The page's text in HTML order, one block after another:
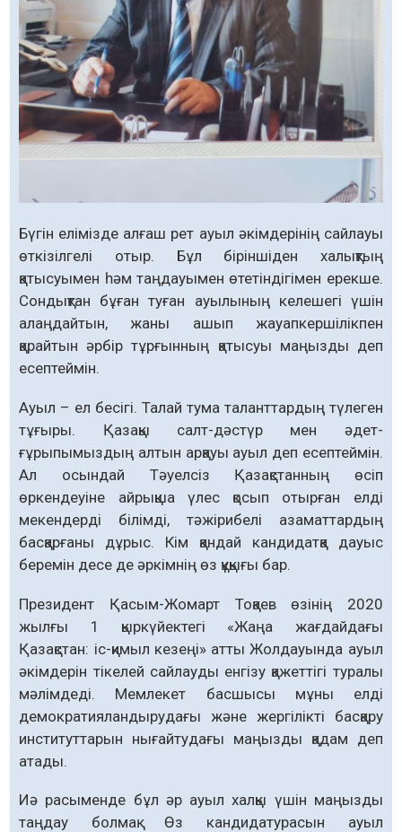
Бүгін елімізде алғаш рет ауыл әкімдерінің сайлауы
өткізілгелі отыр. Бұл біріншіден халықтың
қатысуымен һәм таңдауымен өтетіндігімен ерекше.
Сондықтан бұған туған ауылының келешегі үшін
алаңдайтын, жаны ашып жауапкершілікпен
қарайтын әрбір тұрғынның қатысуы маңызды деп
есептеймін.
Ауыл – ел бесігі. Талай тума таланттардың түлеген
тұғыры. Қазақы салт-дәстүр мен әдет-
ғұрыпымыздың алтын арқауы ауыл деп есептеймін.
Ал осындай Тәуелсіз Қазақстанның өсіп
өркендеуіне айрықша үлес қосып отырған елді
мекендерді білімді, тәжірибелі азаматтардың
басқарғаны дұрыс. Кім қандай кандидатқа дауыс
беремін десе де әркімнің өз құқығы бар.
Президент Қасым-Жомарт Тоқаев өзінің 2020
жылғы 1 қыркүйектегі «Жаңа жағдайдағы
Қазақстан: іс-қимыл кезеңі» атты Жолдауында ауыл
әкімдерін тікелей сайлауды енгізу қажеттігі туралы
мәлімдеді. Мемлекет басшысы мұны елді
демократияландырудағы және жергілікті басқару
институттарын нығайтудағы маңызды қадам деп
атады.
Иә расыменде бұл әр ауыл халқы үшін маңызды
таңдау болмақ. Өз кандидатурасын ауыл